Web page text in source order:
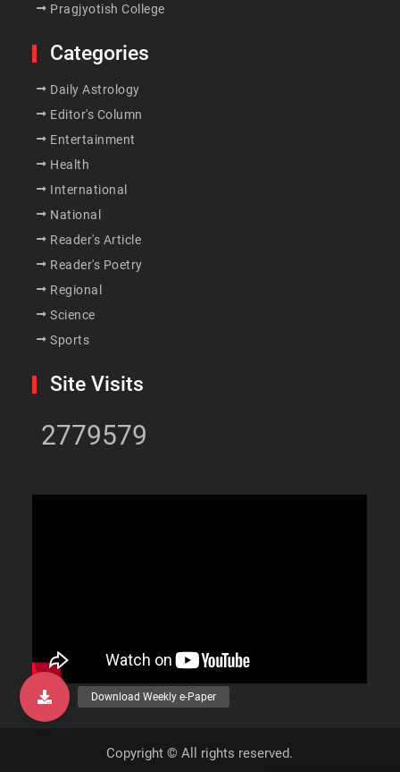
Pragjyotish College
Categories
Daily Astrology
Editor's Column
Entertainment
Health
International
National
Reader's Article
Reader's Poetry
Regional
Science
Sports
Site Visits
2779579
Copyright © All rights reserved.